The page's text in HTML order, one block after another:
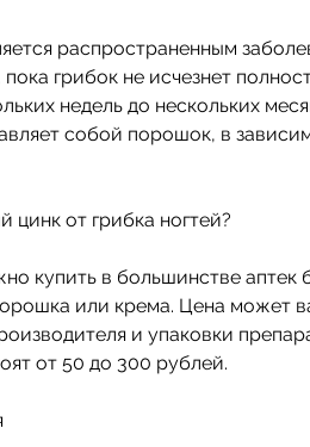
распространенным
пока грибок не исчезнет
недель до нескольких
собой порошок, в
цинк от грибка ногтей?
купить в большинстве аптек
или крема. Цена может
и упаковки
от 50 до 300 рублей.